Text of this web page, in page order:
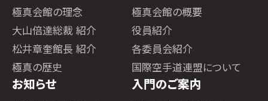
極真会館の理念
大山倍達総裁 紹介
松井章奎館長 紹介
極真の歴史
極真会館の概要
役員紹介
各委員会紹介
国際空手道連盟について
お知らせ 入門のご案内